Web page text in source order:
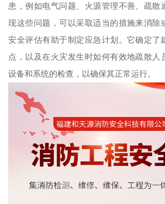
患，例如电气问题、火源管理不善、疏散
现这些问题，可以采取适当的措施来消除
安全评估有助于制定应急计划。它确定了
点，以及在火灾发生时如何有效地疏散人
设备和系统的检查，以确保其正常运行。